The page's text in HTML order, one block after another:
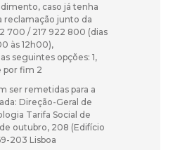
caso já tenha
reclamação junto da
700 / 217 922 800 (dias
às 12h00),
seguintes opções: 1,
por fim 2
ser remetidas para a
Direção-Geral de
Tarifa Social de
outubro, 208 (Edifício
203 Lisboa